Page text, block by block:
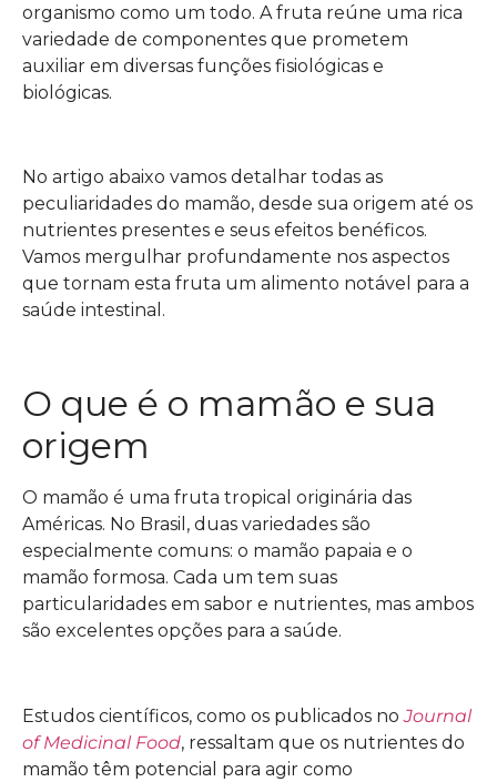
organismo como um todo. A fruta reúne uma rica
variedade de componentes que prometem
auxiliar em diversas funções fisiológicas e
biológicas.
No artigo abaixo vamos detalhar todas as
peculiaridades do mamão, desde sua origem até os
nutrientes presentes e seus efeitos benéficos.
Vamos mergulhar profundamente nos aspectos
que tornam esta fruta um alimento notável para a
saúde intestinal.
O que é o mamão e sua
origem
O mamão é uma fruta tropical originária das
Américas. No Brasil, duas variedades são
especialmente comuns: o mamão papaia e o
mamão formosa. Cada um tem suas
particularidades em sabor e nutrientes, mas ambos
são excelentes opções para a saúde.
Estudos científicos, como os publicados noJournal
of Medicinal Food, ressaltam que os nutrientes do
mamão têm potencial para agir como